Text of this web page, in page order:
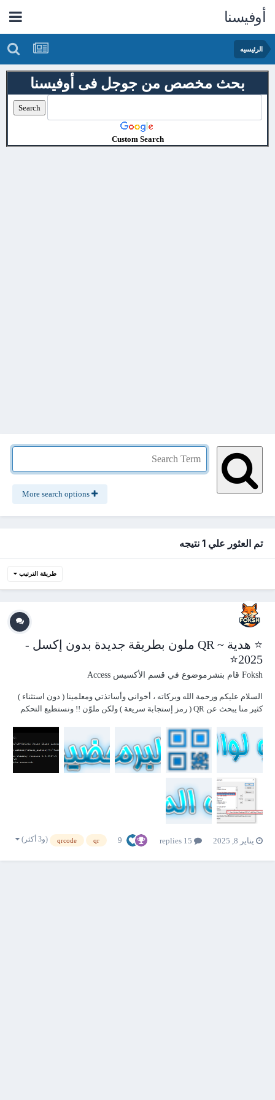
أوفيسنا
الرئيسيه
بحث مخصص من جوجل فى أوفيسنا
Custom Search
تم العثور علي 1 نتيجه
طريقة الترتيب
⭐ هدية ~ QR ملون بطريقة جديدة بدون إكسل -
2025⭐
Foksh قام بنشرموضوع في قسم الأكسيس Access
السلام عليكم ورحمة الله وبركاته ، أخواني وأساتذتي ومعلمينا ( دون استثناء )
كثير منا يبحث عن QR ( رمز إستجابة سريعة ) ولكن ملوّن !! ونستطيع التحكم
ذلك . والفائدة على سبيل المثال :- الإبتعاد عن النمط ال...
يناير 8, 2025 9
qr
qrcode (و3 أكثر)